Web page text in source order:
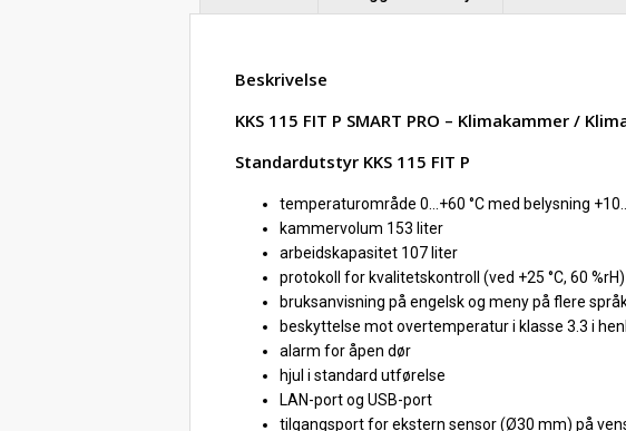
Beskrivelse
KKS 115 FIT P SMART PRO – Klimakammer /
Standardutstyr KKS 115 FIT P
temperaturområde 0…+60 °C med belysning
kammervolum 153 liter
arbeidskapasitet 107 liter
protokoll for kvalitetskontroll (ved +25 °C, 60 %rH)
bruksanvisning på engelsk og meny på flere
beskyttelse mot overtemperatur i klasse 3.3 i
alarm for åpen dør
hjul i standard utførelse
LAN-port og USB-port
tilgangsport for ekstern sensor (Ø30 mm) på